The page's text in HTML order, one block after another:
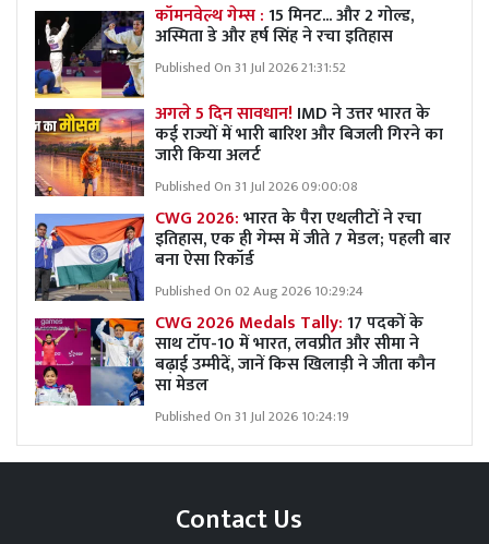
कॉमनवेल्थ गेम्स :15 मिनट... और 2 गोल्ड,
अस्मिता डे और हर्ष सिंह ने रचा इतिहास
Published On 31 Jul 2026 21:31:52
अगले 5 दिन सावधान! IMD ने उत्तर भारत के
कई राज्यों में भारी बारिश और बिजली गिरने का
जारी किया अलर्ट
Published On 31 Jul 2026 09:00:08
CWG 2026:भारत के पैरा एथलीटों ने रचा
इतिहास, एक ही गेम्स में जीते 7 मेडल; पहली बार
बना ऐसा रिकॉर्ड
Published On 02 Aug 2026 10:29:24
CWG 2026 Medals Tally:17 पदकों के
साथ टॉप-10 में भारत, लवप्रीत और सीमा ने
बढ़ाई उम्मीदें, जानें किस खिलाड़ी ने जीता कौन
सा मेडल
Published On 31 Jul 2026 10:24:19
Contact Us